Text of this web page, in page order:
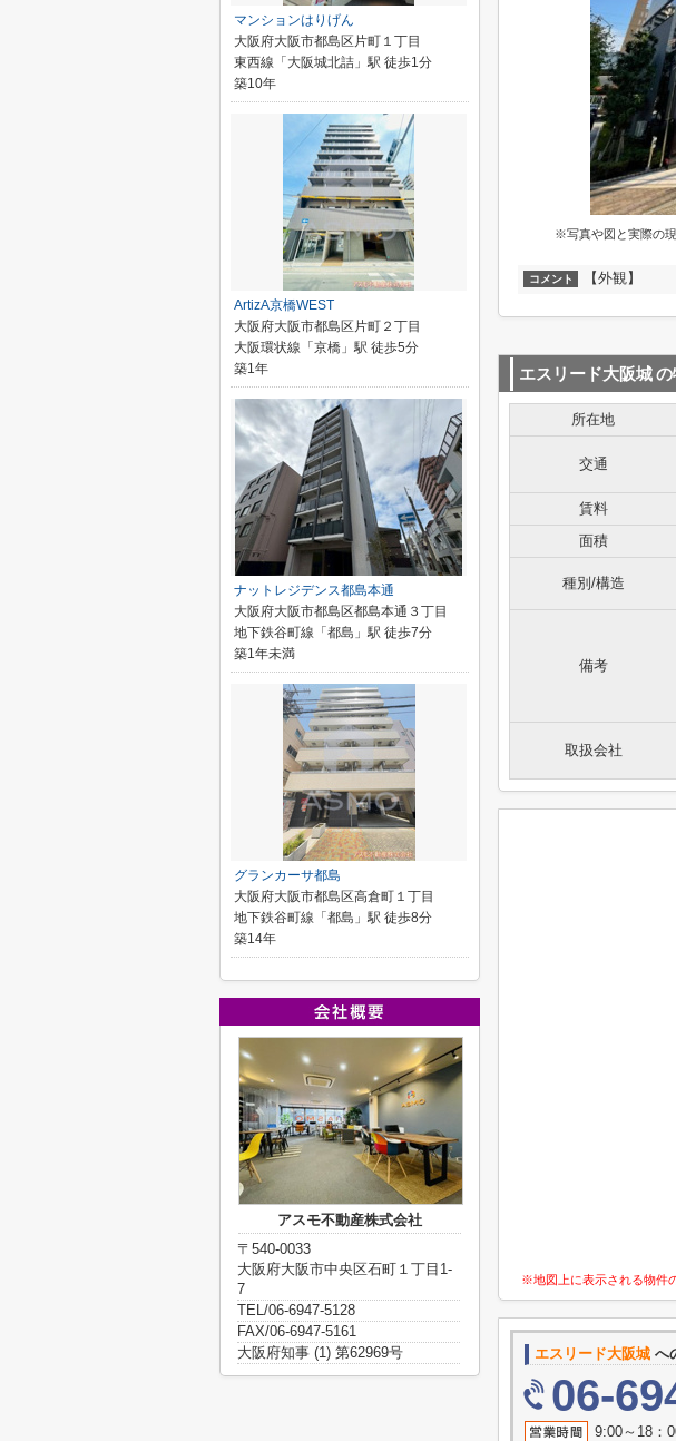
※写真や図と実際の
コメント 【外観】
エスリード大阪城の
所在地
交通
賃料
面積
種別/構造
備考
取扱会社
※地図上に表示される物件
エスリード大阪城 へ
06-
9:00～18：
マンションはりげん
大阪府大阪市都島区片町１丁目
東西線「大阪城北詰」駅 徒歩1分
築10年
ArtizA京橋WEST
大阪府大阪市都島区片町２丁目
大阪環状線「京橋」駅 徒歩5分
築1年
ナットレジデンス都島本通
大阪府大阪市都島区都島本通３丁目
地下鉄谷町線「都島」駅 徒歩7分
築1年未満
グランカーサ都島
大阪府大阪市都島区高倉町１丁目
地下鉄谷町線「都島」駅 徒歩8分
築14年
アスモ不動産株式会社
〒540-0033
大阪府大阪市中央区石町１丁目1-
7
TEL/06-6947-5128
FAX/06-6947-5161
大阪府知事 (1) 第62969号